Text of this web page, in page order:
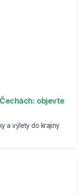
objevte
a výlety do krajiny